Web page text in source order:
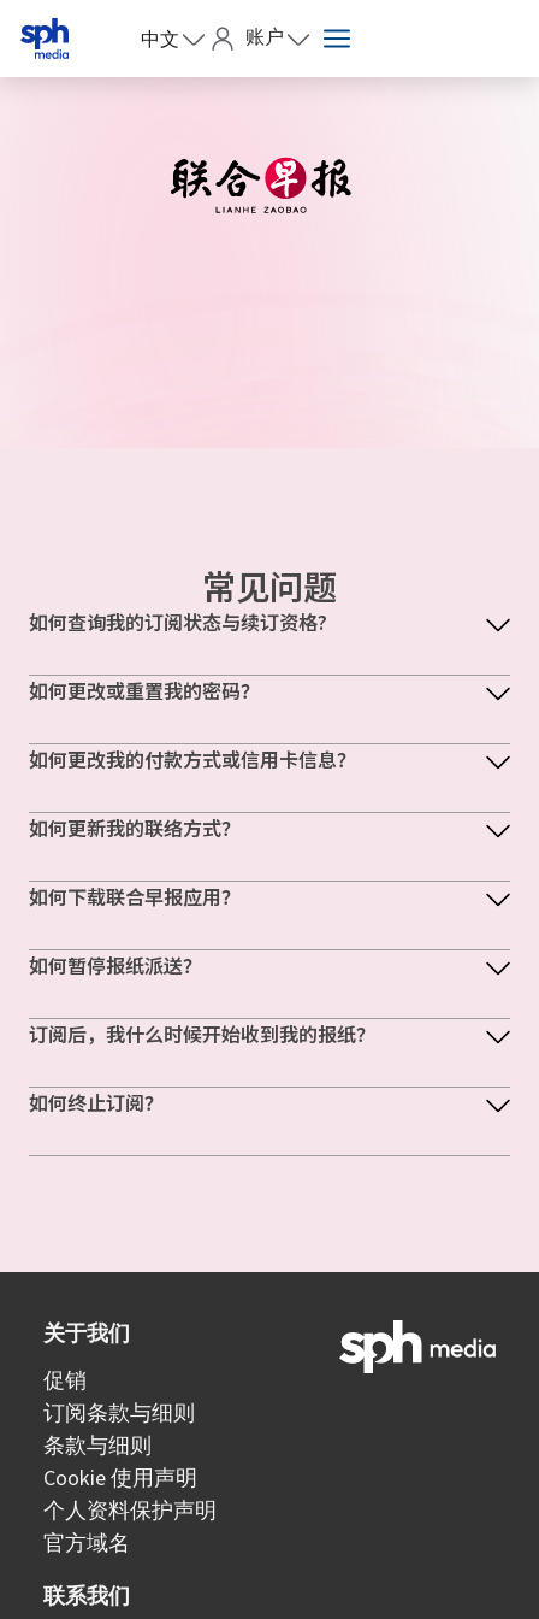
中文 账户
常见问题
如何查询我的订阅状态与续订资格?
如何更改或重置我的密码？
如何更改我的付款方式或信用卡信息？
如何更新我的联络方式？
如何下载联合早报应用？
如何暂停报纸派送？
订阅后，我什么时候开始收到我的报纸？
如何终止订阅？
关于我们
促销
订阅条款与细则
条款与细则
Cookie 使用声明
个人资料保护声明
官方域名
联系我们